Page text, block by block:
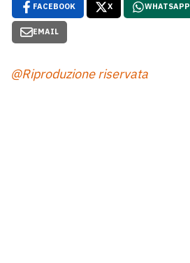
FACEBOOK X WHATSAPP
EMAIL
@Riproduzione riservata